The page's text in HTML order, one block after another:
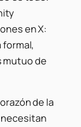
en X:
mutuo de
de la